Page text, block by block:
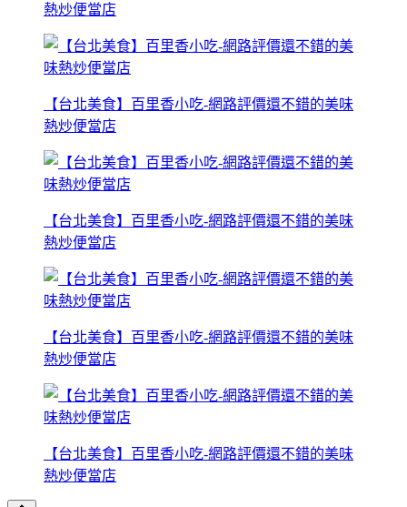
熱炒便當店
【台北美食】百里香小吃-網路評價還不錯的美味
熱炒便當店
【台北美食】百里香小吃-網路評價還不錯的美味
熱炒便當店
【台北美食】百里香小吃-網路評價還不錯的美味
熱炒便當店
【台北美食】百里香小吃-網路評價還不錯的美味
熱炒便當店